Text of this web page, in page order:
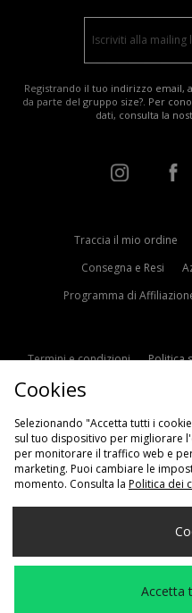
Registrando il tuo indirizzo
da parte del gruppo size?. Per
dati, consulta la
Traccia il mio ordine
Consegna e Resi
Programma di
Termini e condizioni Politica
Scegli
Accettiamo i
Cookies
Selezionando "Accetta tutti i
sul tuo dispositivo per migliorare
per monitorare il traffico web e
marketing. Puoi cambiare le
momento. Consulta la Politica dei
Accetta